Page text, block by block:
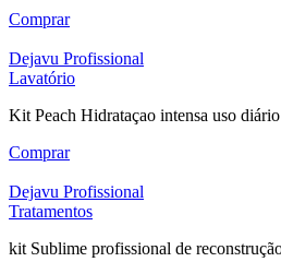
Comprar
Dejavu Profissional
Lavatório
Kit Peach Hidrataçao intensa uso
Comprar
Dejavu Profissional
Tratamentos
kit Sublime profissional de